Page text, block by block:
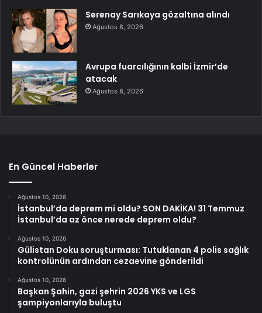
Serenay Sarıkaya gözaltına alındı
Ağustos 8, 2026
Avrupa fuarcılığının kalbi İzmir’de
atacak
Ağustos 8, 2026
En Güncel Haberler
Ağustos 10, 2026
İstanbul’da deprem mi oldu? SON DAKİKA! 31 Temmuz
İstanbul’da az önce nerede deprem oldu?
Ağustos 10, 2026
Gülistan Doku soruşturması: Tutuklanan 4 polis sağlık
kontrolünün ardından cezaevine gönderildi
Ağustos 10, 2026
Başkan Şahin, gazi şehrin 2026 YKS ve LGS
şampiyonlarıyla buluştu